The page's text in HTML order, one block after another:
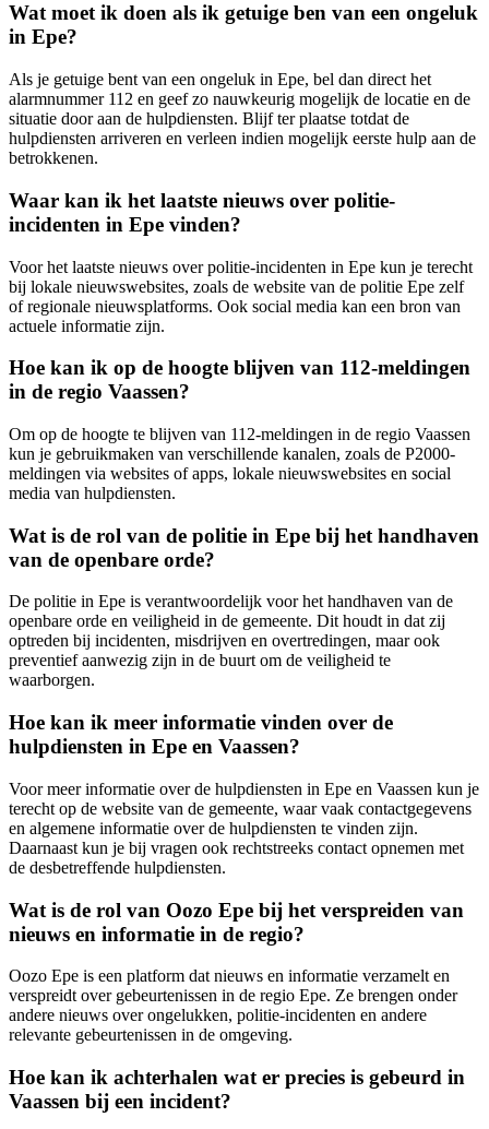
Wat moet ik doen als ik getuige ben van een ongeluk
in Epe?
Als je getuige bent van een ongeluk in Epe, bel dan direct het
alarmnummer 112 en geef zo nauwkeurig mogelijk de locatie en de
situatie door aan de hulpdiensten. Blijf ter plaatse totdat de
hulpdiensten arriveren en verleen indien mogelijk eerste hulp aan de
betrokkenen.
Waar kan ik het laatste nieuws over politie-
incidenten in Epe vinden?
Voor het laatste nieuws over politie-incidenten in Epe kun je terecht
bij lokale nieuwswebsites, zoals de website van de politie Epe zelf
of regionale nieuwsplatforms. Ook social media kan een bron van
actuele informatie zijn.
Hoe kan ik op de hoogte blijven van 112-meldingen
in de regio Vaassen?
Om op de hoogte te blijven van 112-meldingen in de regio Vaassen
kun je gebruikmaken van verschillende kanalen, zoals de P2000-
meldingen via websites of apps, lokale nieuwswebsites en social
media van hulpdiensten.
Wat is de rol van de politie in Epe bij het handhaven
van de openbare orde?
De politie in Epe is verantwoordelijk voor het handhaven van de
openbare orde en veiligheid in de gemeente. Dit houdt in dat zij
optreden bij incidenten, misdrijven en overtredingen, maar ook
preventief aanwezig zijn in de buurt om de veiligheid te
waarborgen.
Hoe kan ik meer informatie vinden over de
hulpdiensten in Epe en Vaassen?
Voor meer informatie over de hulpdiensten in Epe en Vaassen kun je
terecht op de website van de gemeente, waar vaak contactgegevens
en algemene informatie over de hulpdiensten te vinden zijn.
Daarnaast kun je bij vragen ook rechtstreeks contact opnemen met
de desbetreffende hulpdiensten.
Wat is de rol van Oozo Epe bij het verspreiden van
nieuws en informatie in de regio?
Oozo Epe is een platform dat nieuws en informatie verzamelt en
verspreidt over gebeurtenissen in de regio Epe. Ze brengen onder
andere nieuws over ongelukken, politie-incidenten en andere
relevante gebeurtenissen in de omgeving.
Hoe kan ik achterhalen wat er precies is gebeurd in
Vaassen bij een incident?